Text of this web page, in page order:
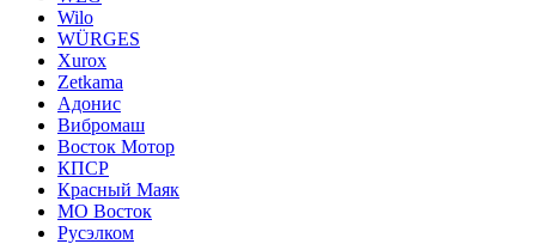
Wilo
WÜRGES
Xurox
Zetkama
Адонис
Вибромаш
Восток Мотор
КПСР
Красный Маяк
МО Восток
Русэлком